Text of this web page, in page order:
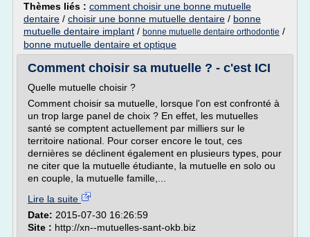
Thèmes liés : comment choisir une bonne mutuelle
dentaire / choisir une bonne mutuelle dentaire / bonne
mutuelle dentaire implant / bonne mutuelle dentaire orthodontie /
bonne mutuelle dentaire et optique
Comment choisir sa mutuelle ? - c'est ICI
Quelle mutuelle choisir ?
Comment choisir sa mutuelle, lorsque l'on est confronté à
un trop large panel de choix ? En effet, les mutuelles
santé se comptent actuellement par milliers sur le
territoire national. Pour corser encore le tout, ces
dernières se déclinent également en plusieurs types, pour
ne citer que la mutuelle étudiante, la mutuelle en solo ou
en couple, la mutuelle famille,...
Lire la suite
Date: 2015-07-30 16:26:59
Site : http://xn--mutuelles-sant-okb.biz